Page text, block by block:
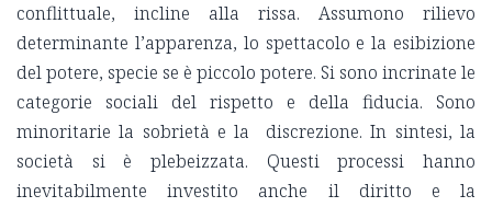
conflittuale, incline alla rissa. Assumono rilievo
determinante l’apparenza, lo spettacolo e la esibizione
del potere, specie se è piccolo potere. Si sono incrinate le
categorie sociali del rispetto e della fiducia. Sono
minoritarie la sobrietà e la discrezione. In sintesi, la
società si è plebeizzata. Questi processi hanno
inevitabilmente investito anche il diritto e la